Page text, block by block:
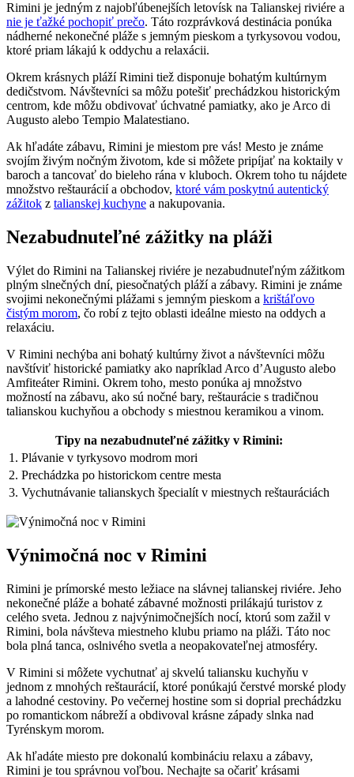
Rimini je jedným z najobľúbenejších letovísk na Talianskej riviére a
nie je ťažké pochopiť prečo. Táto rozprávková destinácia ponúka
nádherné nekonečné pláže s jemným pieskom a tyrkysovou vodou,
ktoré priam lákajú k oddychu a relaxácii.
Okrem krásnych pláží Rimini tiež disponuje bohatým kultúrnym
dedičstvom. Návštevníci sa môžu potešiť prechádzkou historickým
centrom, kde môžu obdivovať úchvatné pamiatky, ako je Arco di
Augusto alebo Tempio Malatestiano.
Ak hľadáte zábavu, Rimini je miestom pre vás! Mesto je známe
svojím živým nočným životom, kde si môžete pripíjať na koktaily v
baroch a tancovať do bieleho rána v kluboch. Okrem toho tu nájdete
množstvo reštaurácií a obchodov, ktoré vám poskytnú autentický
zážitok z talianskej kuchyne a nakupovania.
Nezabudnuteľné zážitky na pláži
Výlet do Rimini na Talianskej riviére je nezabudnuteľným zážitkom
plným slnečných dní, piesočnatých pláží a zábavy. Rimini je známe
svojimi nekonečnými plážami s jemným pieskom a krištáľovo
čistým morom, čo robí z tejto oblasti ideálne miesto na oddych a
relaxáciu.
V Rimini nechýba ani bohatý kultúrny život a návštevníci môžu
navštíviť historické pamiatky ako napríklad Arco d’Augusto alebo
Amfiteáter Rimini. Okrem toho, mesto ponúka aj množstvo
možností na zábavu, ako sú nočné bary, reštaurácie s tradičnou
talianskou kuchyňou a obchody s miestnou keramikou a vinom.
Tipy na nezabudnuteľné zážitky v Rimini:
1. Plávanie v tyrkysovo modrom mori
2. Prechádzka po historickom centre mesta
3. Vychutnávanie talianskych špecialít v miestnych reštauráciách
Výnimočná noc v Rimini
Rimini je prímorské mesto ležiace na slávnej talianskej riviére. Jeho
nekonečné pláže a bohaté zábavné možnosti prilákajú turistov z
celého sveta. Jednou z najvýnimočnejších nocí, ktorú som zažil v
Rimini, bola návšteva miestneho klubu priamo na pláži. Táto noc
bola plná tanca, oslnivého svetla a neopakovateľnej atmosféry.
V Rimini si môžete vychutnať aj skvelú taliansku kuchyňu v
jednom z mnohých reštaurácií, ktoré ponúkajú čerstvé morské plody
a lahodné cestoviny. Po večernej hostine som si doprial prechádzku
po romantickom nábreží a obdivoval krásne západy slnka nad
Tyrénskym morom.
Ak hľadáte miesto pre dokonalú kombináciu relaxu a zábavy,
Rimini je tou správnou voľbou. Nechajte sa očariť krásami